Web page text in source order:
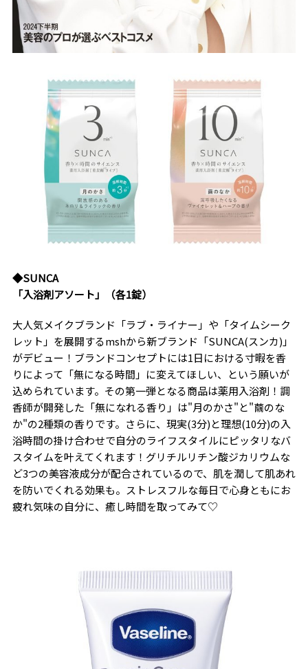
◆SUNCA
「入浴剤アソート」（各1錠）
大人気メイクブランド「ラブ・ライナー」や「タイムシーク
レット」を展開するmshから新ブランド「SUNCA(スンカ)」
がデビュー！ブランドコンセプトには1日における寸暇を香
りによって「無になる時間」に変えてほしい、という願いが
込められています。その第一弾となる商品は薬用入浴剤！調
香師が開発した「無になれる香り」は"月のかさ"と"繭のな
か"の2種類の香りです。さらに、現実(3分)と理想(10分)の入
浴時間の掛け合わせで自分のライフスタイルにピッタリなバ
スタイムを叶えてくれます！グリチルリチン酸ジカリウムな
ど3つの美容液成分が配合されているので、肌を潤して肌あれ
を防いでくれる効果も。ストレスフルな毎日で心身ともにお
疲れ気味の自分に、癒し時間を取ってみて♡